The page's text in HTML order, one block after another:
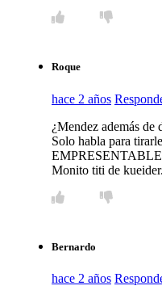
Roque
hace 2 años
¿Mendez además
Solo habla para
Monito titi de kueider.
Bernardo
hace 2 años